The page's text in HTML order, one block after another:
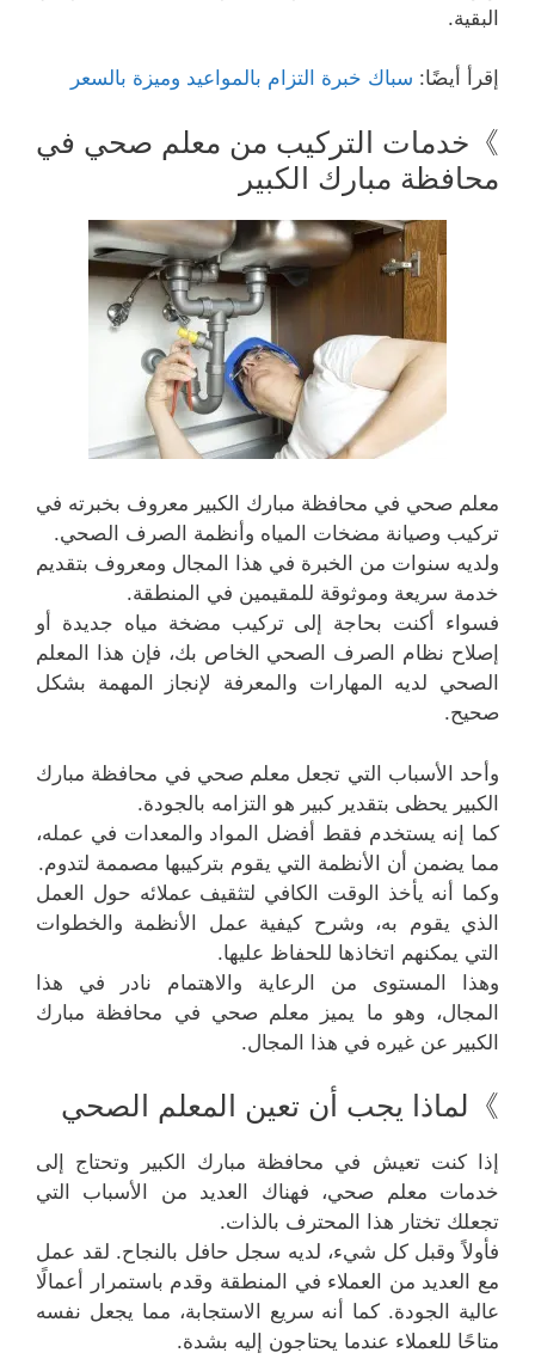
البقية.
إقرأ أيضًا: سباك خبرة التزام بالمواعيد وميزة بالسعر
》خدمات التركيب من معلم صحي في
محافظة مبارك الكبير
معلم صحي في محافظة مبارك الكبير معروف بخبرته في
تركيب وصيانة مضخات المياه وأنظمة الصرف الصحي.
ولديه سنوات من الخبرة في هذا المجال ومعروف بتقديم
خدمة سريعة وموثوقة للمقيمين في المنطقة.
فسواء أكنت بحاجة إلى تركيب مضخة مياه جديدة أو
إصلاح نظام الصرف الصحي الخاص بك، فإن هذا المعلم
الصحي لديه المهارات والمعرفة لإنجاز المهمة بشكل
صحيح.
وأحد الأسباب التي تجعل معلم صحي في محافظة مبارك
الكبير يحظى بتقدير كبير هو التزامه بالجودة.
كما إنه يستخدم فقط أفضل المواد والمعدات في عمله،
مما يضمن أن الأنظمة التي يقوم بتركيبها مصممة لتدوم.
وكما أنه يأخذ الوقت الكافي لتثقيف عملائه حول العمل
الذي يقوم به، وشرح كيفية عمل الأنظمة والخطوات
التي يمكنهم اتخاذها للحفاظ عليها.
وهذا المستوى من الرعاية والاهتمام نادر في هذا
المجال، وهو ما يميز معلم صحي في محافظة مبارك
الكبير عن غيره في هذا المجال.
》لماذا يجب أن تعين المعلم الصحي
إذا كنت تعيش في محافظة مبارك الكبير وتحتاج إلى
خدمات معلم صحي، فهناك العديد من الأسباب التي
تجعلك تختار هذا المحترف بالذات.
فأولاً وقبل كل شيء، لديه سجل حافل بالنجاح. لقد عمل
مع العديد من العملاء في المنطقة وقدم باستمرار أعمالًا
عالية الجودة. كما أنه سريع الاستجابة، مما يجعل نفسه
متاحًا للعملاء عندما يحتاجون إليه بشدة.